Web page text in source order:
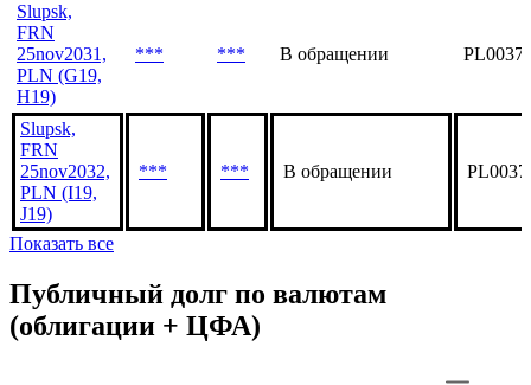
Slupsk,
FRN
25nov2031,
PLN (G19,
H19)
*** *** В обращении
Slupsk,
FRN
25nov2032,
PLN (I19,
J19)
*** *** В обращении
Показать все
Публичный долг по валютам
(облигации + ЦФА)